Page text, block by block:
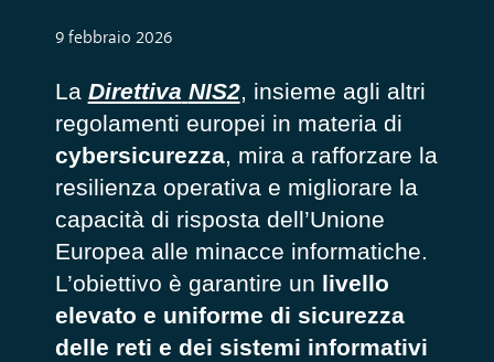
9 febbraio 2026
La Direttiva NIS2, insieme agli altri
regolamenti europei in materia di
cybersicurezza, mira a rafforzare la
resilienza operativa e migliorare la
capacità di risposta dell’Unione
Europea alle minacce informatiche.
L’obiettivo è garantire un livello
elevato e uniforme di sicurezza
delle reti e dei sistemi informativi